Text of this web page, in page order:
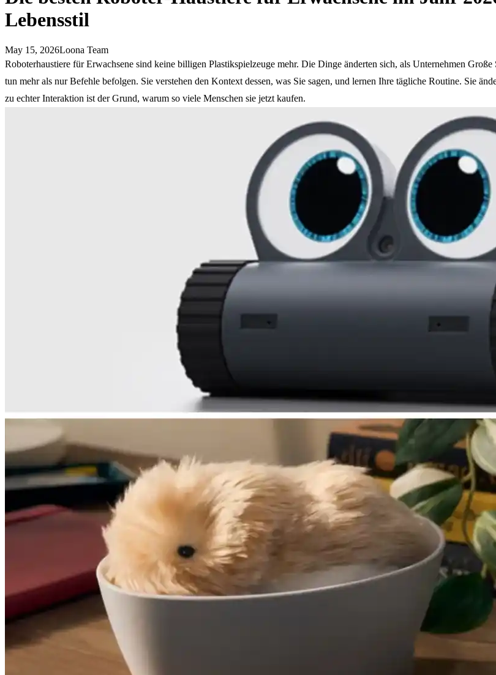
Lebensstil
May 15, 2026Loona Team
Roboterhaustiere für Erwachsene sind keine billigen Plastikspielzeuge mehr. Die Dinge änderten sich, als Unternehmen
tun mehr als nur Befehle befolgen. Sie verstehen den Kontext dessen, was Sie sagen, und lernen Ihre tägliche Routine. Sie
zu echter Interaktion ist der Grund, warum so viele Menschen sie jetzt kaufen.